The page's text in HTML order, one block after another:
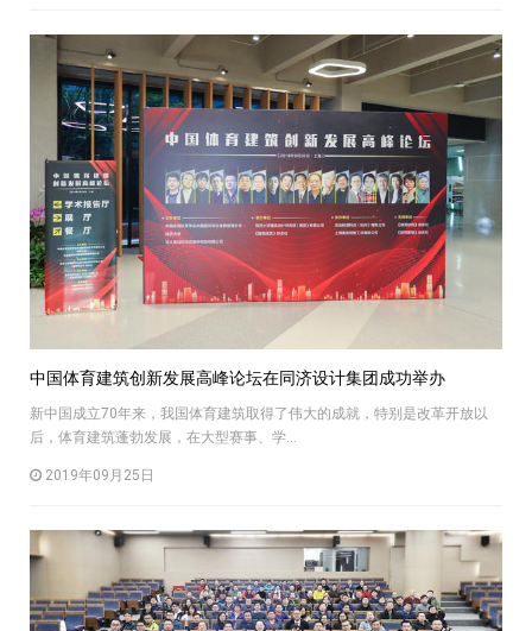
中国体育建筑创新发展高峰论坛在同济设计集团成功举办
新中国成立70年来，我国体育建筑取得了伟大的成就，特别是改革开放以
后，体育建筑蓬勃发展，在大型赛事、学...
2019年09月25日